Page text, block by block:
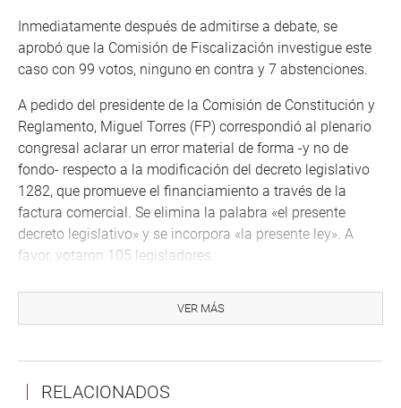
Inmediatamente después de admitirse a debate, se
aprobó que la Comisión de Fiscalización investigue este
caso con 99 votos, ninguno en contra y 7 abstenciones.
A pedido del presidente de la Comisión de Constitución y
Reglamento, Miguel Torres (FP) correspondió al plenario
congresal aclarar un error material de forma -y no de
fondo- respecto a la modificación del decreto legislativo
1282, que promueve el financiamiento a través de la
factura comercial. Se elimina la palabra «el presente
decreto legislativo» y se incorpora «la presente ley». A
favor, votaron 105 legisladores.
Además, se resolvió modificar el decreto legislativo 1276
dictado por el Poder Ejecutivo porque no cumple con lo
VER MÁS
RELACIONADOS